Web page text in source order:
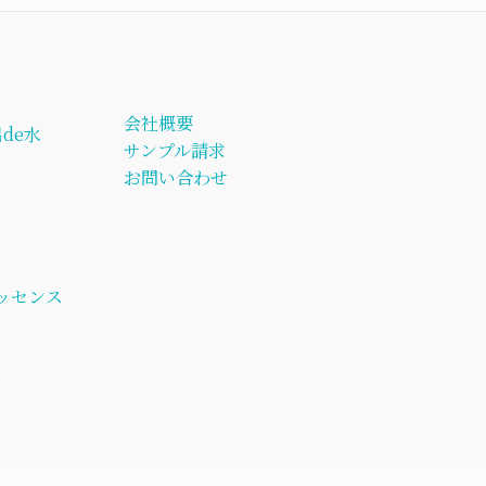
水
センス
会社概要
サンプル請求
お問い合わせ